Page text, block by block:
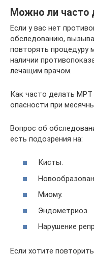
Можно ли часто
Если у вас нет
обследованию,
повторять процедуру
наличии
лечащим врачом.
Как часто делать МРТ
опасности при
Вопрос об
есть подозрения на:
Кисты.
Миому.
Эндометриоз.
Нарушение
Если хотите